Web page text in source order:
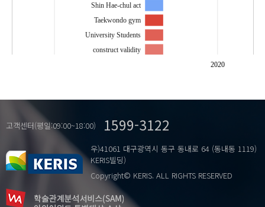
2020
Shin Hae-chul act
Taekwondo gym
University Students
construct validity
poverty dynamics
poverty re-entry
socialist health care
the disabled
고객센터(평일:09:00~18:00) 1599-3122
우)41061 대구광역시 동구 동내로 64 (동내동 1119)
KERIS빌딩)
Copyright© KERIS. ALL RIGHTS RESERVED